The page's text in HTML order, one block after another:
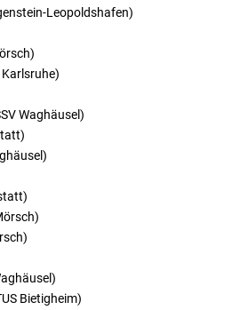
Leopoldshafen)
Waghäusel)
Bietigheim)